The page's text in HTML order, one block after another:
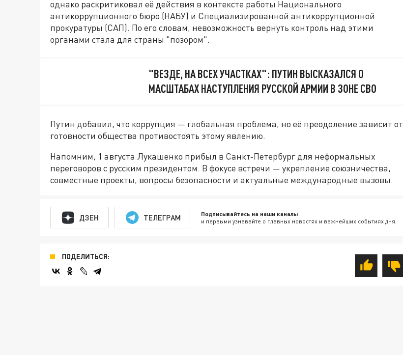
однако раскритиковал её действия в контексте работы Национального
антикоррупционного бюро (НАБУ) и Специализированной антикоррупционной
прокуратуры (САП). По его словам, невозможность вернуть контроль над этими
органами стала для страны "позором".
"ВЕЗДЕ, НА ВСЕХ УЧАСТКАХ": ПУТИН ВЫСКАЗАЛСЯ О
МАСШТАБАХ НАСТУПЛЕНИЯ РУССКОЙ АРМИИ В ЗОНЕ СВО
Путин добавил, что коррупция — глобальная проблема, но её преодоление зависит от
готовности общества противостоять этому явлению.
Напомним, 1 августа Лукашенко прибыл в Санкт-Петербург для неформальных
переговоров с русским президентом. В фокусе встречи — укрепление союзничества,
совместные проекты, вопросы безопасности и актуальные международные вызовы.
ДЗЕН ТЕЛЕГРАМ Подписывайтесь на наши каналы
и первыми узнавайте о главных новостях и важнейших событиях дня.
ПОДЕЛИТЬСЯ: